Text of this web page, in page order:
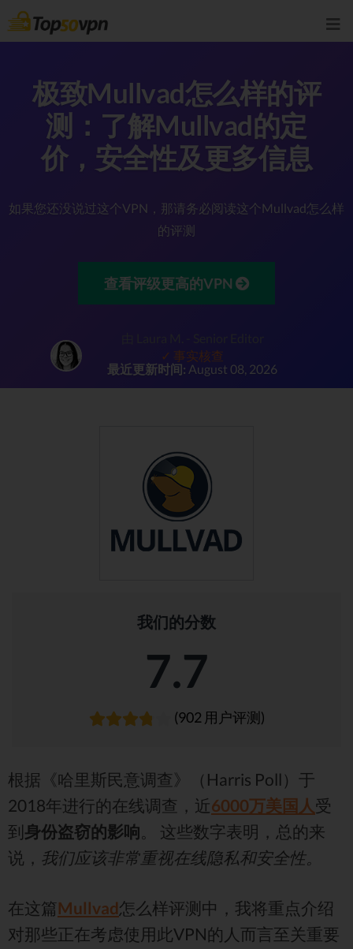
极致Mullvad怎么样的评
测：了解Mullvad的定
价，安全性及更多信息
如果您还没说过这个VPN，那请务必阅读这个Mullvad怎么样
的评测
查看评级更高的VPN
✓ 事实核查
最近更新时间: August 08, 2026
我们的分数
7.7
(902 用户评测)
根据《哈里斯民意调查》（Harris Poll）于
2018年进行的在线调查，近6000万美国人受
到身份盗窃的影响。 这些数字表明，总的来
说， 我们应该非常重视在线隐私和安全性。
在这篇Mullvad怎么样评测中，我将重点介绍
对那些正在考虑使用此VPN的人而言至关重要